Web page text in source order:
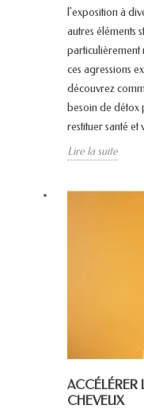
l'exposition à
autres éléments
particulièrement
ces agressions
découvrez
besoin de détox
restituer santé et
Lire la suite
ACCÉLÉRER
CHEVEUX